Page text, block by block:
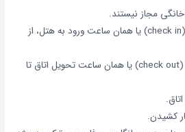
مجاز نیستند.
ساعت چک این هتل (check in) یا همان ساعت ورود به هتل، از
ساعت چک آوت هتل (check out) یا همان ساعت تحویل اتاق تا
کشیدن.